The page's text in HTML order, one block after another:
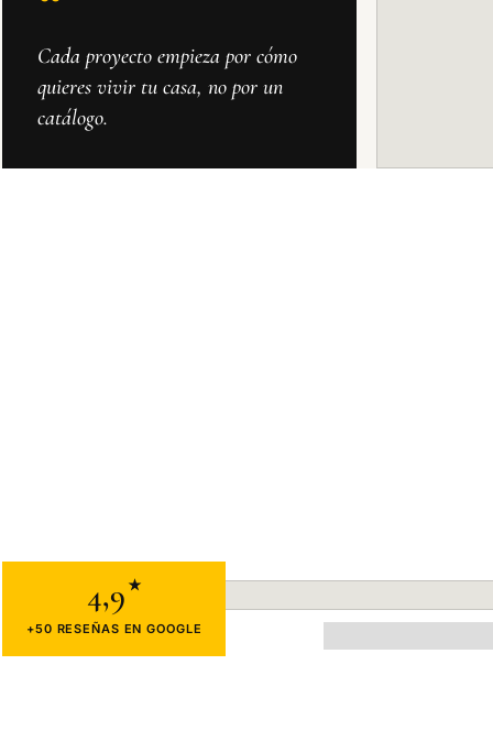
Cada proyecto empieza por cómo
quieres vivir tu casa, no por un
catálogo.
4,9 ★
+50 RESEÑAS EN GOOGLE